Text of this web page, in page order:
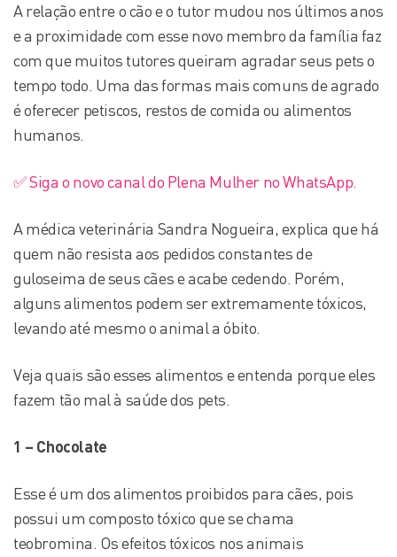
A relação entre o cão e o tutor mudou nos últimos anos
e a proximidade com esse novo membro da família faz
com que muitos tutores queiram agradar seus pets o
tempo todo. Uma das formas mais comuns de agrado
é oferecer petiscos, restos de comida ou alimentos
humanos.
✅ Siga o novo canal do Plena Mulher no WhatsApp.
A médica veterinária Sandra Nogueira, explica que há
quem não resista aos pedidos constantes de
guloseima de seus cães e acabe cedendo. Porém,
alguns alimentos podem ser extremamente tóxicos,
levando até mesmo o animal a óbito.
Veja quais são esses alimentos e entenda porque eles
fazem tão mal à saúde dos pets.
1 – Chocolate
Esse é um dos alimentos proibidos para cães, pois
possui um composto tóxico que se chama
teobromina. Os efeitos tóxicos nos animais